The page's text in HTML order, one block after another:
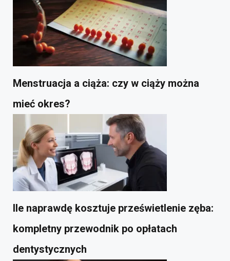
Menstruacja a ciąża: czy w ciąży można
mieć okres?
Ile naprawdę kosztuje prześwietlenie zęba:
kompletny przewodnik po opłatach
dentystycznych